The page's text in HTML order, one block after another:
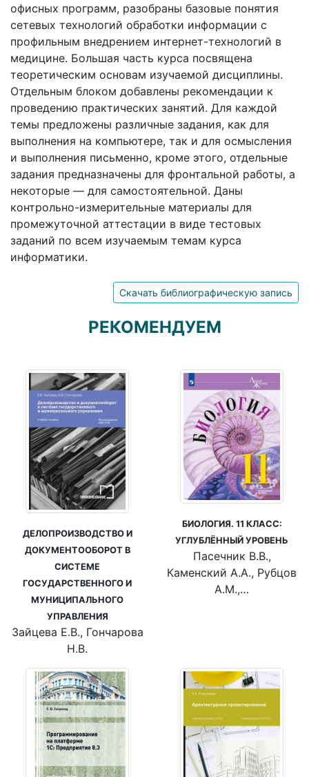
офисных программ, разобраны базовые понятия
сетевых технологий обработки информации с
профильным внедрением интернет-технологий в
медицине. Большая часть курса посвящена
теоретическим основам изучаемой дисциплины.
Отдельным блоком добавлены рекомендации к
проведению практических занятий. Для каждой
темы предложены различные задания, как для
выполнения на компьютере, так и для осмысления
и выполнения письменно, кроме этого, отдельные
задания предназначены для фронтальной работы, а
некоторые — для самостоятельной. Даны
контрольно-измерительные материалы для
промежуточной аттестации в виде тестовых
заданий по всем изучаемым темам курса
информатики.
Скачать библиографическую запись
РЕКОМЕНДУЕМ
ДЕЛОПРОИЗВОДСТВО И
ДОКУМЕНТООБОРОТ В
СИСТЕМЕ
ГОСУДАРСТВЕННОГО И
МУНИЦИПАЛЬНОГО
УПРАВЛЕНИЯ
Зайцева Е.В., Гончарова
Н.В.
БИОЛОГИЯ. 11 КЛАСС:
УГЛУБЛЁННЫЙ УРОВЕНЬ
Пасечник В.В.,
Каменский А.А., Рубцов
А.М.,…